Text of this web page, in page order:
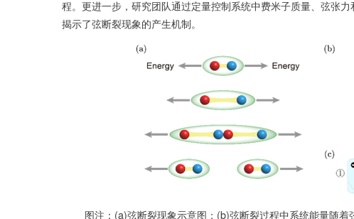
程。更进一步，研究团队通过定量控制系统中费米子质量、弦张
揭示了弦断裂现象的产生机制。
图注：(a)弦断裂现象示意图；(b)弦断裂过程中系统能量随着